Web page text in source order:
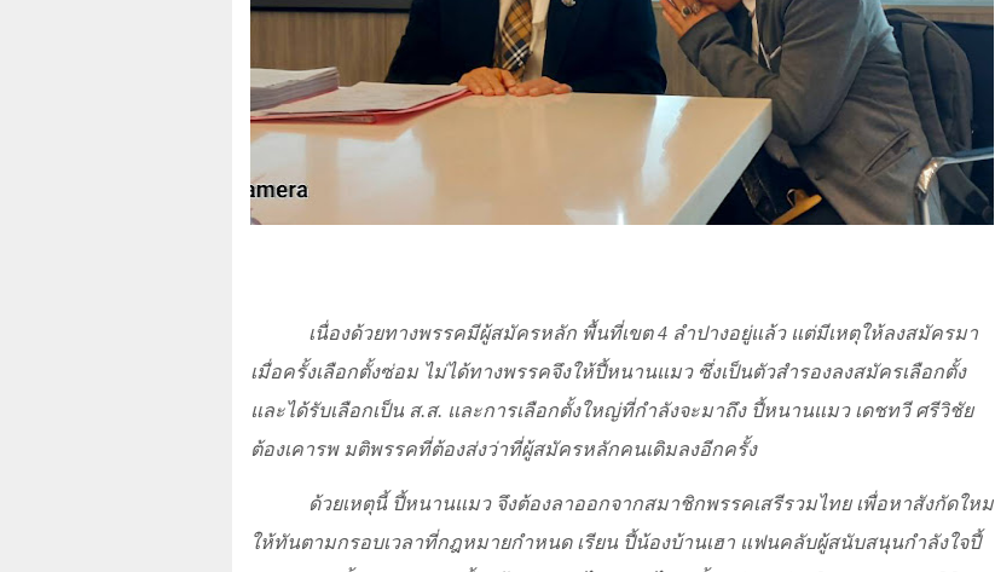
เนื่องด้วยทางพรรคมีผู้สมัครหลัก พื้นที่เขต 4 ลำปางอยู่แล้ว แต่มีเหตุให้ลงสมัครมา
เมื่อครั้งเลือกตั้งซ่อม ไม่ได้ทางพรรคจึงให้ปี้หนานแมว ซึ่งเป็นตัวสำรองลงสมัครเลือกตั้ง
และได้รับเลือกเป็น ส.ส. และการเลือกตั้งใหญ่ที่กำลังจะมาถึง ปี้หนานแมว เดชทวี ศรีวิชัย
ต้องเคารพ มติพรรคที่ต้องส่งว่าที่ผู้สมัครหลักคนเดิมลงอีกครั้ง
ด้วยเหตุนี้ ปี้หนานแมว จึงต้องลาออกจากสมาชิกพรรคเสรีรวมไทย เพื่อหาสังกัดใหม่
ให้ทันตามกรอบเวลาที่กฎหมายกำหนด เรียน ปี้น้องบ้านเฮา แฟนคลับผู้สนับสนุนกำลังใจปี้